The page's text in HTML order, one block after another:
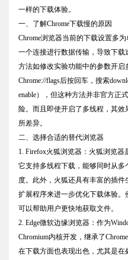
一样的下载体验。
一、了解Chrome下载慢的原因
Chrome浏览器当前的下载设置多
一个连接进行数据传输，导致下
方法如修改实验功能中的参数开启
Chrome://flags后按回车，搜索
enable），但这种方法并非官方正
险。而且即使开启了多线程，其
所差异。
二、选择合适的替代浏览器
1. Firefox火狐浏览器：火狐浏览器
它支持多线程下载，能够同时从
度。此外，火狐还具有丰富的插
扩展程序来进一步优化下载体验
可以帮助用户更快地获取文件。
2. Edge微软边缘浏览器：作为
Chromium内核开发，继承了
在下载方面也表现出色，尤其是